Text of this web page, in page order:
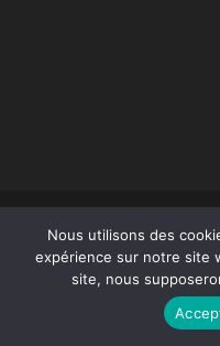
Copyright -
Nous utilisons des
expérience sur notre site
site, nous